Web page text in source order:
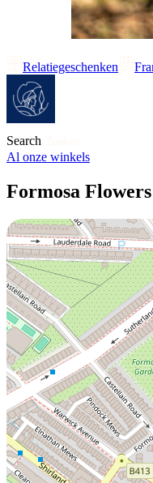
Relatiegeschenken
Search
Al onze winkels
Formosa